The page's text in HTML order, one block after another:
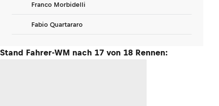
Franco Morbidelli
Fabio Quartararo
Stand Fahrer-WM nach 17 von 18 Rennen: